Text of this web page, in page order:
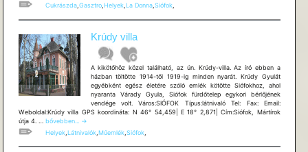
Donna
Cukrászda,Gasztro,Helyek,La Donna,Siófok,
Krúdy villa
A kikötőhöz közel található, az ún. Krúdy-villa. Az író ebben a
házban töltötte 1914-től 1919-ig minden nyarát. Krúdy Gyulát
egyébként egész életére szóló emlék kötötte Siófokhoz, ahol
nyaranta Várady Gyula, Siófok fürdőtelep egykori bérlőjének
vendége volt. Város:SIÓFOK Típus:látnivaló Tel: Fax: Email:
Weboldal:Krúdy villa GPS koordináta: N 46° 54,459| E 18° 2,871| Cím:Siófok, Mártírok
útja 4. … Krúdy
villa
bővebben...
→
Helyek, Látnivalók, Műemlék, Siófok,